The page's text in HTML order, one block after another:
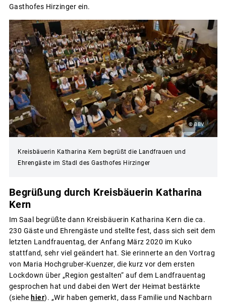
Gasthofes Hirzinger ein.
© BBV
Kreisbäuerin Katharina Kern begrüßt die Landfrauen und
Ehrengäste im Stadl des Gasthofes Hirzinger
Begrüßung durch Kreisbäuerin Katharina
Kern
Im Saal begrüßte dann Kreisbäuerin Katharina Kern die ca.
230 Gäste und Ehrengäste und stellte fest, dass sich seit dem
letzten Landfrauentag, der Anfang März 2020 im Kuko
stattfand, sehr viel geändert hat. Sie erinnerte an den Vortrag
von Maria Hochgruber-Kuenzer, die kurz vor dem ersten
Lockdown über „Region gestalten“ auf dem Landfrauentag
gesprochen hat und dabei den Wert der Heimat bestärkte
(siehe hier). „Wir haben gemerkt, dass Familie und Nachbarn